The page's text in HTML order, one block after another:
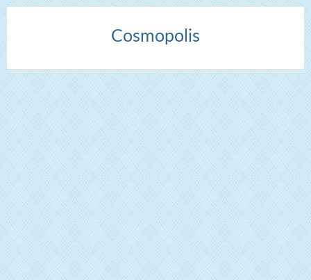
Cosmopolis